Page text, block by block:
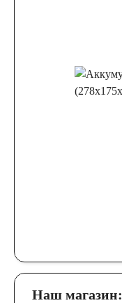
Наш магазин: